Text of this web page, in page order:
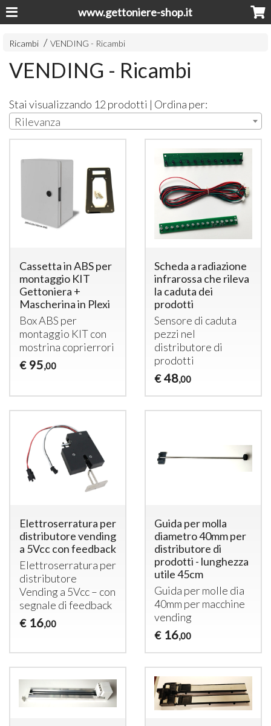
www.gettoniere-shop.it
Ricambi VENDING - Ricambi
VENDING - Ricambi
Stai visualizzando 12 prodotti | Ordina per:
Rilevanza
Cassetta in ABS per
montaggio KIT
Gettoniera +
Mascherina in Plexi
BoxABS per
montaggio KITcon
mostrina coprierrori
€ 95,00
Scheda a radiazione
infrarossa che rileva
la caduta dei
prodotti
Sensore di caduta
pezzi nel
distributore di
prodotti
€ 48,00
Elettroserratura per
distributore vending
a 5Vcc con feedback
Elettroserratura per
distributore
Vending a 5Vcc – con
segnale di feedback
€ 16,00
Guida per molla
diametro 40mm per
distributore di
prodotti - lunghezza
utile 45cm
Guida per molle dia
40mm per macchine
vending
€ 16,00